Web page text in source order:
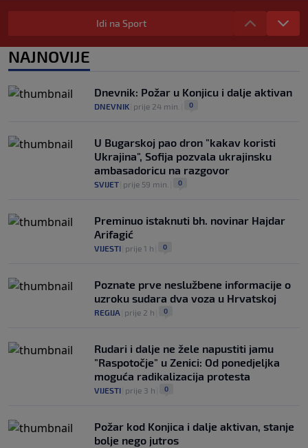
WNBA igračice odgovorile Kanteru
nakon provokacije: "Nećemo biti politički
0
FIFA-e je vaš novac", danas se suočava s
najvećom krizom
| prije 3 h
Idi na Sport
NAJNOVIJE
Dnevnik: Požar u Konjicu i dalje aktivan
DNEVNIK prije 24 min. 0
U Bugarskoj pao dron "kakav koristi
Ukrajina", Sofija pozvala ukrajinsku
ambasadoricu na razgovor
SVIJET prije 59 min. 0
Preminuo istaknuti bh. novinar Hajdar
Arifagić
VIJESTI prije 1 h 0
Poznate prve neslužbene informacije o
uzroku sudara dva voza u Hrvatskoj
REGIJA prije 2 h 0
Rudari i dalje ne žele napustiti jamu
"Raspotočje" u Zenici: Od ponedjeljka
moguća radikalizacija protesta
VIJESTI prije 3 h 0
Požar kod Konjica i dalje aktivan, stanje
bolje nego jutros